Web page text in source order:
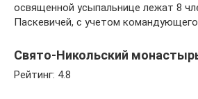
освященной усыпальнице лежат 8
Паскевичей, с учетом
Свято-Никольский
Рейтинг: 4.8